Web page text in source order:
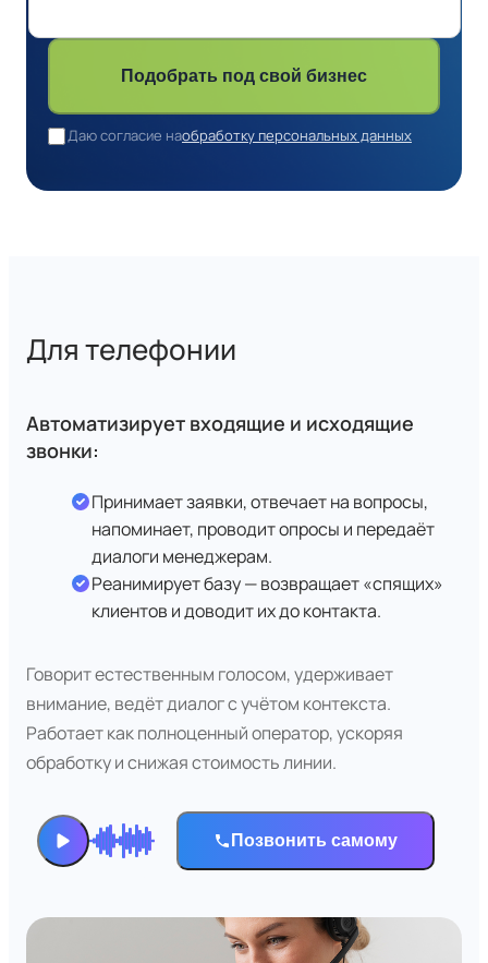
Подобрать под свой бизнес
Даю согласие наобработку персональных данных
Для телефонии
Автоматизирует входящие и исходящие
звонки:
Принимает заявки, отвечает на вопросы,
напоминает, проводит опросы и передаёт
диалоги менеджерам.
Реанимирует базу — возвращает «спящих»
клиентов и доводит их до контакта.
Говорит естественным голосом, удерживает
внимание, ведёт диалог с учётом контекста.
Работает как полноценный оператор, ускоряя
обработку и снижая стоимость линии.
Позвонить самому